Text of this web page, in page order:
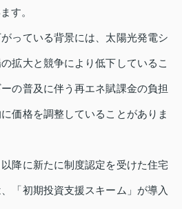
す。
っている背景には、太陽光発電シ
拡大と競争により低下しているこ
の普及に伴う再エネ賦課金の負担
価格を調整していることがありま
降に新たに制度認定を受けた住宅
「初期投資支援スキーム」が導入